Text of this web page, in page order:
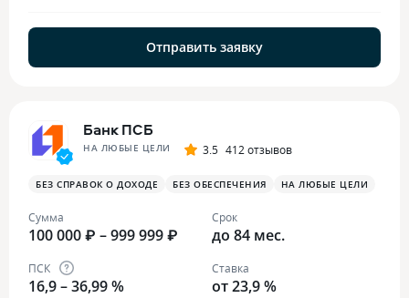
Отправить заявку
Банк ПСБ
НА ЛЮБЫЕ ЦЕЛИ 3.5 412 отзывов
БЕЗ СПРАВОК О ДОХОДЕ БЕЗ ОБЕСПЕЧЕНИЯ НА ЛЮБЫЕ ЦЕЛИ
Сумма
100 000 ₽ – 999 999 ₽
Срок
до 84 мес.
ПСК
16,9 – 36,99 %
Ставка
от 23,9 %